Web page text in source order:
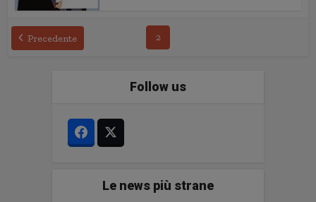
Precedente 2
Follow us
Le news più strane